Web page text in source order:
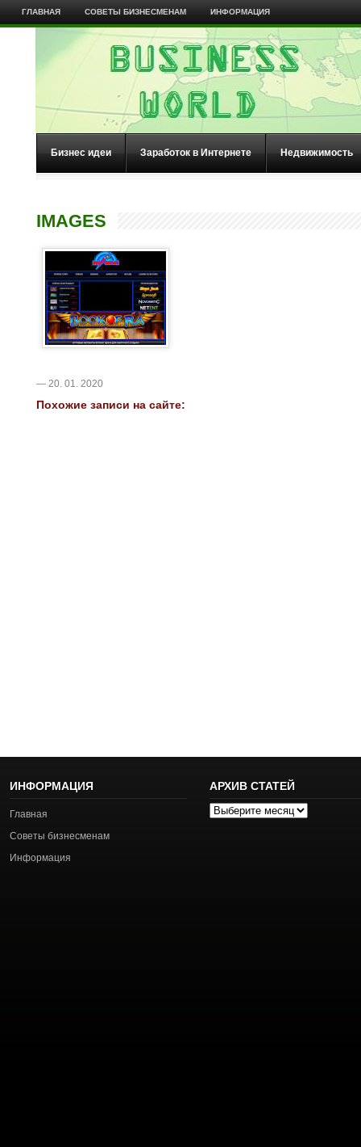
ГЛАВНАЯ СОВЕТЫ БИЗНЕСМЕНАМ ИНФОРМАЦИЯ
Бизнес идеи Заработок в Интернете Недвижимость
IMAGES
— 20. 01. 2020
Похожие записи на сайте:
ИНФОРМАЦИЯ
Главная
Советы бизнесменам
Информация
АРХИВ СТАТЕЙ
Архив